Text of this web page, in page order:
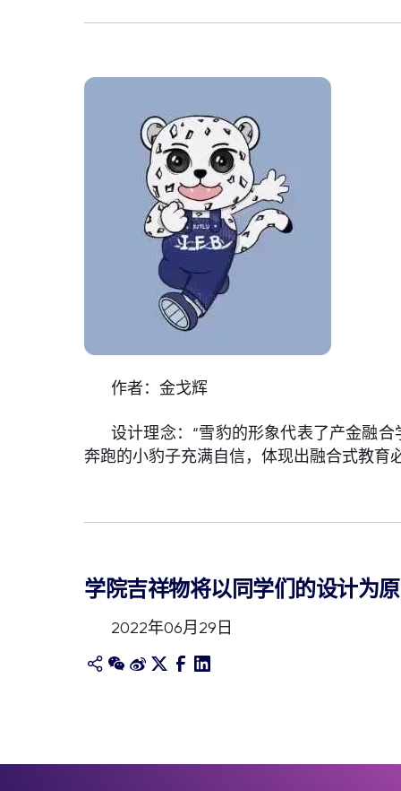
作者：金戈辉
设计理念：“雪豹的形象代表了产金融
奔跑的小豹子充满自信，体现出融合式教育
学院吉祥物将以同学们的设计为
2022年06月29日